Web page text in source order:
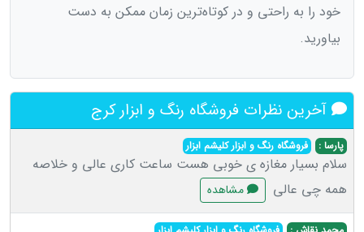
خود را به راحتی و در کوتا‌ه‌ترین زمان ممکن به دست
بیاورید.
آخرین نظرات فروشگاه رنگ و ابزار کرج
پارسا : فروشگاه رنگ و ابزار کلیشم ابزار
سلام بسیار مغازه ی خوبی هست ساعت کاری عالی و خلاصه
همه چی عالی
مشاهده